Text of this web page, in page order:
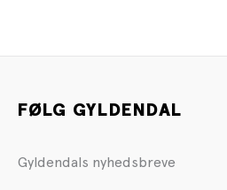
FØLG GYLDENDAL
Gyldendals nyhedsbreve